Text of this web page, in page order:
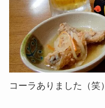
コーラありました（笑）